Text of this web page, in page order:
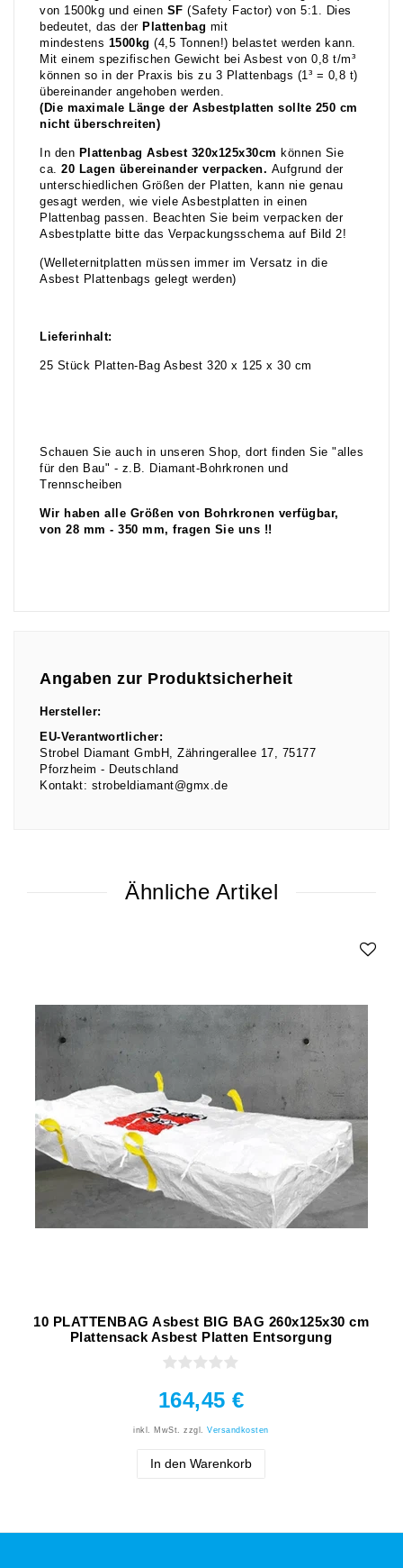
von 1500kg und einen SF (Safety Factor) von 5:1. Dies
bedeutet, das der Plattenbag mit
mindestens 1500kg (4,5 Tonnen!) belastet werden kann.
Mit einem spezifischen Gewicht bei Asbest von 0,8 t/m³
können so in der Praxis bis zu 3 Plattenbags (1³ = 0,8 t)
übereinander angehoben werden.
(Die maximale Länge der Asbestplatten sollte 250 cm
nicht überschreiten)
In den Plattenbag Asbest 320x125x30cm können Sie
ca. 20 Lagen übereinander verpacken. Aufgrund der
unterschiedlichen Größen der Platten, kann nie genau
gesagt werden, wie viele Asbestplatten in einen
Plattenbag passen. Beachten Sie beim verpacken der
Asbestplatte bitte das Verpackungsschema auf Bild 2!
(Welleternitplatten müssen immer im Versatz in die
Asbest Plattenbags gelegt werden)
Lieferinhalt:
25 Stück Platten-Bag Asbest 320 x 125 x 30 cm
Schauen Sie auch in unseren Shop, dort finden Sie "alles
für den Bau" - z.B. Diamant-Bohrkronen und
Trennscheiben
Wir haben alle Größen von Bohrkronen verfügbar,
von 28 mm - 350 mm, fragen Sie uns !!
Angaben zur Produktsicherheit
Hersteller:
EU-Verantwortlicher:
Strobel Diamant GmbH
Zähringerallee 17
75177
Pforzheim
Deutschland
Kontakt: strobeldiamant@gmx.de
Ähnliche Artikel
10 PLATTENBAG Asbest BIG BAG 260x125x30 cm
Plattensack Asbest Platten Entsorgung
164,45 €
inkl. MwSt. zzgl.Versandkosten
In den Warenkorb